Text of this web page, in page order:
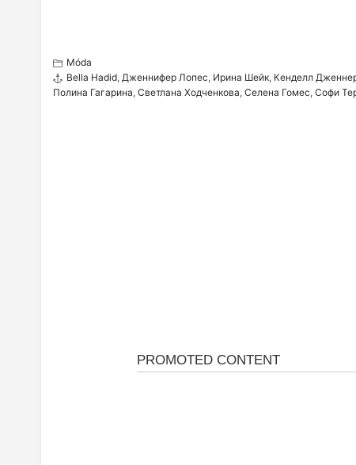
Móda
Bella Hadid, Дженнифер Лопес, Ирина Шейк, Кенделл
Полина Гагарина, Светлана Ходченкова, Селена Гомес, Софи